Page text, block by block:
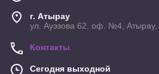
г. Атырау
ул. Ауэзова 62, оф. №4, Атырау,
Контакты
Сегодня выходной